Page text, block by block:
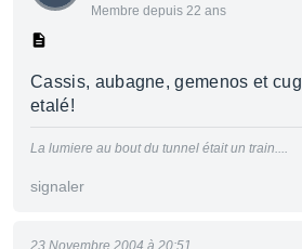
Membre depuis 22 ans
Cassis, aubagne, gemenos et
etalé!
La lumiere au bout du tunnel était un train....
signaler
23 Novembre 2004 à 20:51